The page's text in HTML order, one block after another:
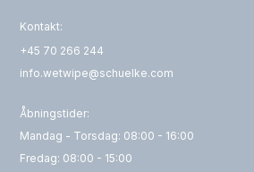
Kontakt:
+45 70 266 244
info.wetwipe@schuelke.com
Åbningstider:
Mandag - Torsdag: 08:00 - 16:00
Fredag: 08:00 - 15:00